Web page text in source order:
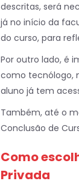
descritas, será
já no início da
do curso, para
Por outro lado, é
como tecnólogo,
aluno já tem
Também, até o
Conclusão de
Como
Privada